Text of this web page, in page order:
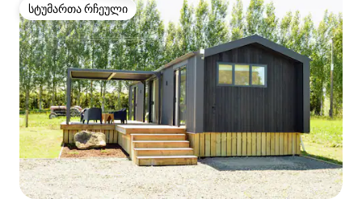
სტუმართა რჩეული
სტუმართა რჩეული